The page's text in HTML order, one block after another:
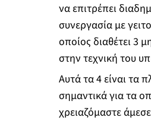
να επιτρέπει
συνεργασία με
οποίος διαθέτει 3
στην τεχνική του
Αυτά τα 4 είναι τα
σημαντικά για τα
χρειαζόμαστε